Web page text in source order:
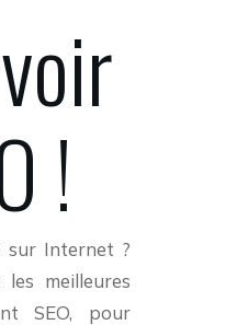
!
sur Internet ?
meilleures
SEO, pour